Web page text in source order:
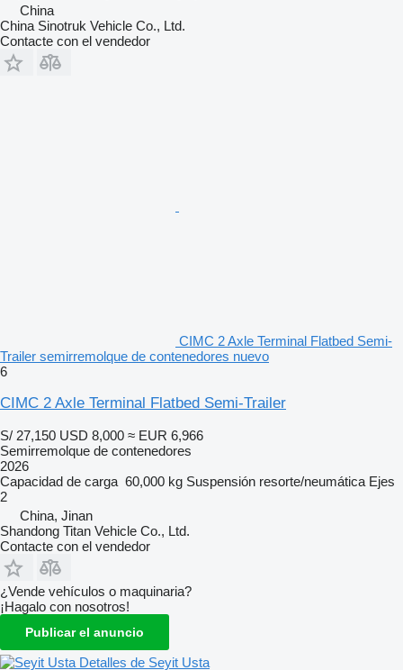
China
China Sinotruk Vehicle Co., Ltd.
Contacte con el vendedor
CIMC 2 Axle Terminal Flatbed Semi-
Trailer semirremolque de contenedores nuevo
6
CIMC 2 Axle Terminal Flatbed Semi-Trailer
S/ 27,150 USD 8,000 ≈ EUR 6,966
Semirremolque de contenedores
2026
Capacidad de carga 60,000 kg Suspensión resorte/neumática Ejes
2
China, Jinan
Shandong Titan Vehicle Co., Ltd.
Contacte con el vendedor
¿Vende vehículos o maquinaria?
¡Hagalo con nosotros!
Publicar el anuncio
Detalles de Seyit Usta